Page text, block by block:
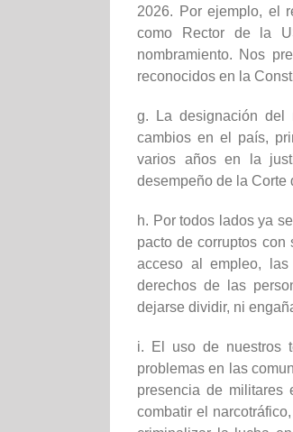
2026. Por ejemplo, el
como Rector de la
nombramiento. Nos
reconocidos en la
g. La designación del
cambios en el país,
varios años en la
desempeño de la
h. Por todos lados ya
pacto de corruptos con
acceso al empleo,
derechos de las
dejarse dividir, ni
i. El uso de nuestros
problemas en las
presencia de militares
combatir el